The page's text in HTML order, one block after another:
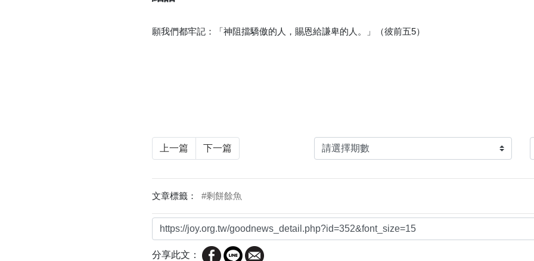
願我們都牢記：「神阻擋驕傲的人，賜恩給謙卑的人。」（彼前五5）
上一篇 下一篇
文章標籤：#剩餅餘魚
分享此文：